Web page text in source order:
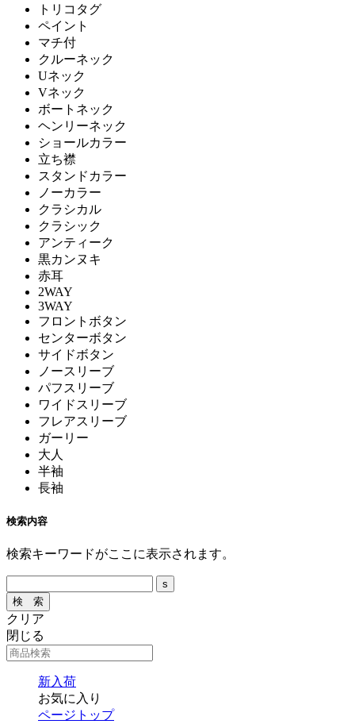
トリコタグ
ペイント
マチ付
クルーネック
Uネック
Vネック
ボートネック
ヘンリーネック
ショールカラー
立ち襟
スタンドカラー
ノーカラー
クラシカル
クラシック
アンティーク
黒カンヌキ
赤耳
2WAY
3WAY
フロントボタン
センターボタン
サイドボタン
ノースリーブ
パフスリーブ
ワイドスリーブ
フレアスリーブ
ガーリー
大人
半袖
長袖
検索内容
検索キーワードがここに表示されます。
クリア
閉じる
新入荷
お気に入り
ページトップ